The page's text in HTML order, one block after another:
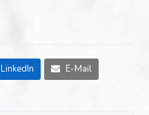
LinkedIn E-Mail